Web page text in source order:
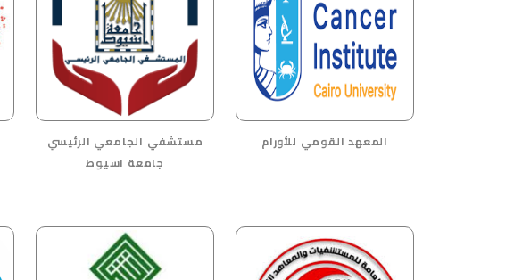
المعهد القومي للأورام
مستشفي الجامعي الرئيسي
جامعة اسيوط